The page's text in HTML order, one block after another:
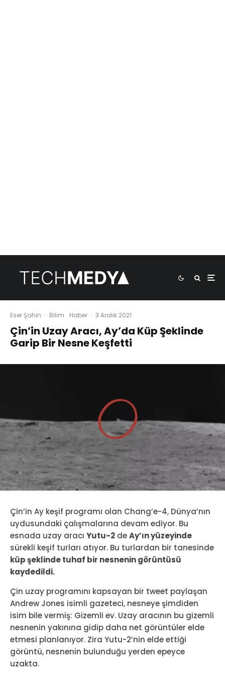
Eser Şahin · Bilim Haber · 3 Aralık 2021
Çin’in Uzay Aracı, Ay’da Küp Şeklinde
Garip Bir Nesne Keşfetti
Çin’in Ay keşif programı olan Chang’e-4, Dünya’nın
uydusundaki çalışmalarına devam ediyor. Bu
esnada uzay aracı Yutu-2 deAy’ın yüzeyinde
sürekli keşif turları atıyor. Bu turlardan bir tanesinde
küp şeklinde tuhaf bir nesnenin görüntüsü
kaydedildi.
Çin uzay programını kapsayan bir tweet paylaşan
Andrew Jones isimli gazeteci, nesneye şimdiden
isim bile vermiş: Gizemli ev. Uzay aracının bu gizemli
nesnenin yakınına gidip daha net görüntüler elde
etmesi planlanıyor. Zira Yutu-2’nin elde ettiği
görüntü, nesnenin bulunduğu yerden epeyce
uzakta.